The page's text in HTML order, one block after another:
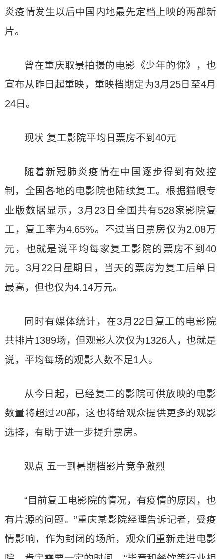
炎疫情发生以后中国内地最先定档上映的两部新
片。
曾在重庆取景拍摄的电影《少年的你》，也
宣布从昨日起重映，重映档期定为3月25日至4月
24日。
现状 复工影院平均日票房不到40元
随着新冠肺炎疫情在中国逐步得到有效控
制，全国各地的电影院也陆续复工。根据猫眼专
业版数据显示，3月23日全国共有528家影院复
工，复工率为4.65%。不过当日票房仅为2.08万
元，也就是说平均每家复工影院的票房不到40
元。3月22日星期日，当天的票房为复工后单日
最高，但也仅为4.14万元。
同时有媒体统计，在3月22日复工的电影院
共排片1389场，但观影人次仅为1326人，也就是
说，平均每场的观影人数不足1人。
从今日起，已经复工的影院可供放映的电影
数量将超过20部，这也将给观众提供更多的观影
选择，有助于进一步提升票房。
观点 五一到暑期档影片竞争激烈
“目前复工电影院的情况，有疫情的原因，也
有片源的问题。”重庆某影院经理告诉记者，受疫
情影响，作为封闭的场所，观众们重新走进电影